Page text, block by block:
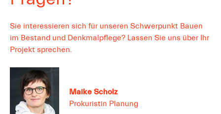
Sie interessieren sich für unseren Schwerpunkt Bauen
im Bestand und Denkmalpflege? Lassen Sie uns über Ihr
Projekt sprechen.
Maike Scholz
Prokuristin Planung